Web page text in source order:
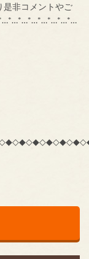
非コメントやご